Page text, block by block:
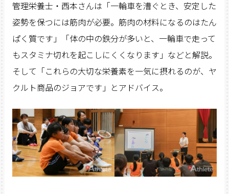
管理栄養士・西本さんは「一輪車を漕ぐとき、安定した
姿勢を保つには筋肉が必要。筋肉の材料になるのはたん
ぱく質です」「体の中の鉄分が多いと、一輪車で走って
もスタミナ切れを起こしにくくなります」などと解説。
そして「これらの大切な栄養素を一気に摂れるのが、ヤ
クルト商品のジョアです」とアドバイス。